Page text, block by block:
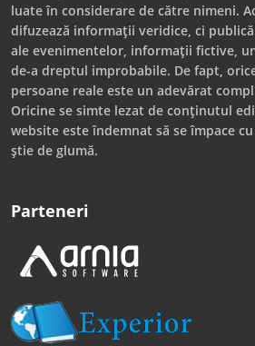
luate în considerare de către nimeni.
difuzează informații veridice, ci
ale evenimentelor, informații fictive,
de-a dreptul improbabile. De fapt,
persoane reale este un adevărat
Oricine se simte lezat de conținutul
website este îndemnat să se împace
știe de glumă.
Parteneri